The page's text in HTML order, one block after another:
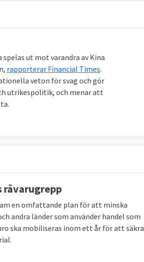
ut mot varandra av Kina
rapporterar Financial Times.
veton för svag och gör
utrikespolitik, och menar att
råvarugrepp
en omfattande plan för att minska
andra länder som använder handel som
ska mobiliseras inom ett år för att säkra